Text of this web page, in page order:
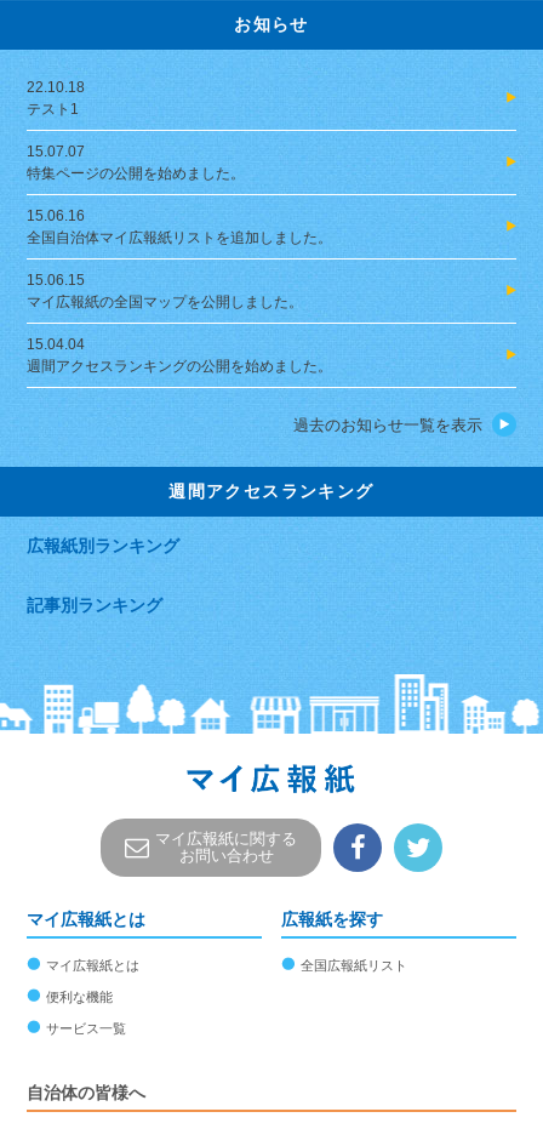
お知らせ
22.10.18
テスト1
15.07.07
特集ページの公開を始めました。
15.06.16
全国自治体マイ広報紙リストを追加しました。
15.06.15
マイ広報紙の全国マップを公開しました。
15.04.04
週間アクセスランキングの公開を始めました。
過去のお知らせ一覧を表示
週間アクセスランキング
広報紙別ランキング
記事別ランキング
マイ広報紙に関する
お問い合わせ
マイ広報紙とは
マイ広報紙とは
便利な機能
サービス一覧
広報紙を探す
全国広報紙リスト
自治体の皆様へ